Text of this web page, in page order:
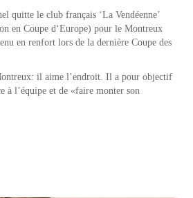
quitte le club français ‘La Vendéenne’
en Coupe d‘Europe) pour le Montreux
en renfort lors de la dernière Coupe des
il aime l’endroit. Il a pour objectif
à l’équipe et de «faire monter son